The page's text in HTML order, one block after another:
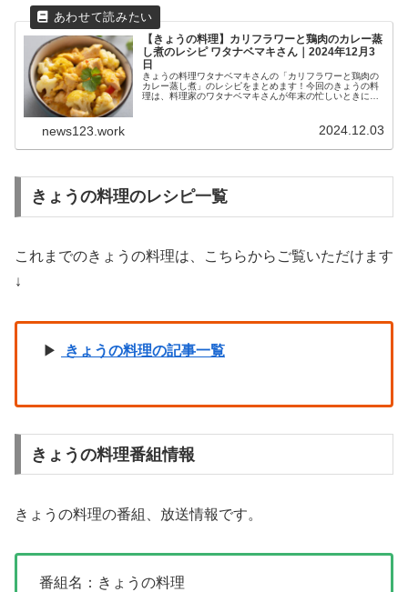
【きょうの料理】カリフラワーと鶏肉のカレー蒸
し煮のレシピ ワタナベマキさん｜2024年12月3
日
きょうの料理ワタナベマキさんの「カリフラワーと鶏肉の
カレー蒸し煮」のレシピをまとめます！今回のきょうの料
理は、料理家のワタナベマキさんが年末の忙しいときにお
news123.work 2024.12.03
きょうの料理のレシピ一覧
これまでのきょうの料理は、こちらからご覧いただけます
↓
▶ きょうの料理の記事一覧
きょうの料理番組情報
きょうの料理の番組、放送情報です。
番組名：きょうの料理